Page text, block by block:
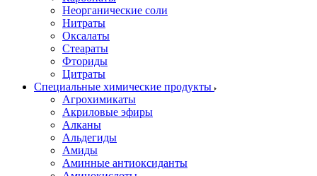
Неорганические соли
Нитраты
Оксалаты
Стеараты
Фториды
Цитраты
Специальные химические продукты
Агрохимикаты
Акриловые эфиры
Алканы
Альдегиды
Амиды
Аминные антиоксиданты